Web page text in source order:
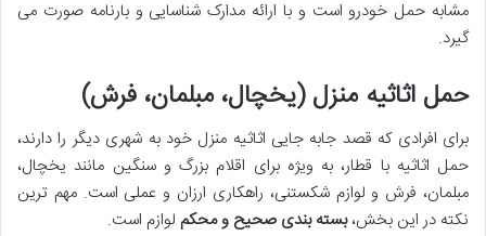
مشابه حمل خودرو است و با ارائه مدارک شناسایی و بارنامه صورت می
گیرد.
حمل اثاثیه منزل (یخچال، مبلمان، فرش)
برای افرادی که قصد جابه جایی اثاثیه منزل خود به شهری دیگر را دارند،
حمل اثاثیه با قطار، به ویژه برای اقلام بزرگ و سنگین مانند یخچال،
مبلمان، فرش و لوازم شکستنی، راهکاری ارزان و عملی است. مهم ترین
نکته در این بخش،بسته بندی صحیح و محکم لوازم است.